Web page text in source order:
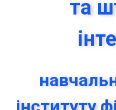
та